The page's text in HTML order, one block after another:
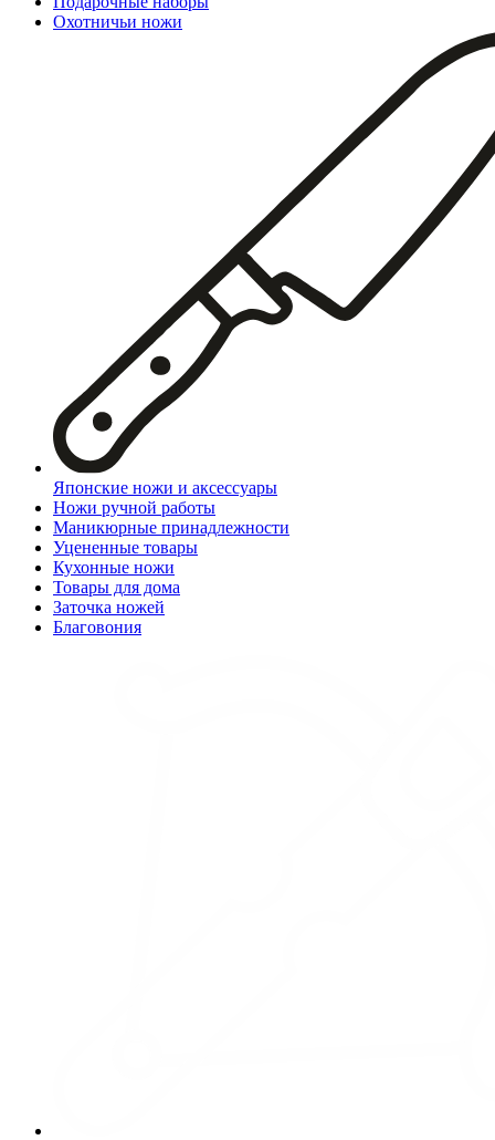
Охотничьи ножи
Японские ножи и аксессуары
Ножи ручной работы
Маникюрные принадлежности
Уцененные товары
Кухонные ножи
Товары для дома
Заточка ножей
Благовония